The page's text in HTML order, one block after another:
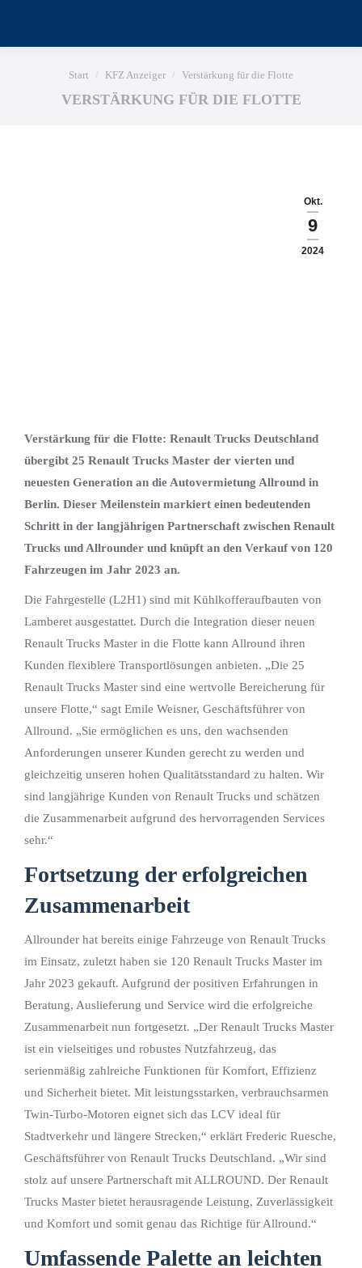
Sie befinden sich hier:
Start KFZ Anzeiger Verstärkung für die Flotte
VERSTÄRKUNG FÜR DIE FLOTTE
Okt.
9
2024
Verstärkung für die Flotte: Renault Trucks Deutschland
übergibt 25 Renault Trucks Master der vierten und
neuesten Generation an die Autovermietung Allround in
Berlin. Dieser Meilenstein markiert einen bedeutenden
Schritt in der langjährigen Partnerschaft zwischen Renault
Trucks und Allrounder und knüpft an den Verkauf von 120
Fahrzeugen im Jahr 2023 an.
Die Fahrgestelle (L2H1) sind mit Kühlkofferaufbauten von
Lamberet ausgestattet. Durch die Integration dieser neuen
Renault Trucks Master in die Flotte kann Allround ihren
Kunden flexiblere Transportlösungen anbieten. „Die 25
Renault Trucks Master sind eine wertvolle Bereicherung für
unsere Flotte,“ sagt Emile Weisner, Geschäftsführer von
Allround. „Sie ermöglichen es uns, den wachsenden
Anforderungen unserer Kunden gerecht zu werden und
gleichzeitig unseren hohen Qualitätsstandard zu halten. Wir
sind langjährige Kunden von Renault Trucks und schätzen
die Zusammenarbeit aufgrund des hervorragenden Services
sehr.“
Fortsetzung der erfolgreichen
Zusammenarbeit
Allrounder hat bereits einige Fahrzeuge von Renault Trucks
im Einsatz, zuletzt haben sie 120 Renault Trucks Master im
Jahr 2023 gekauft. Aufgrund der positiven Erfahrungen in
Beratung, Auslieferung und Service wird die erfolgreiche
Zusammenarbeit nun fortgesetzt. „Der Renault Trucks Master
ist ein vielseitiges und robustes Nutzfahrzeug, das
serienmäßig zahlreiche Funktionen für Komfort, Effizienz
und Sicherheit bietet. Mit leistungsstarken, verbrauchsarmen
Twin-Turbo-Motoren eignet sich das LCV ideal für
Stadtverkehr und längere Strecken,“ erklärt Frederic Ruesche,
Geschäftsführer von Renault Trucks Deutschland. „Wir sind
stolz auf unsere Partnerschaft mit ALLROUND. Der Renault
Trucks Master bietet herausragende Leistung, Zuverlässigkeit
und Komfort und somit genau das Richtige für Allround.“
Umfassende Palette an leichten